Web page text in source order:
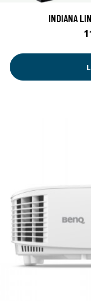
INDIANA